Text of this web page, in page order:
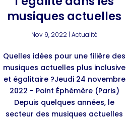
musiques actuelles
Nov 9, 2022| Actualité
Quelles idées pour une filière des
musiques actuelles plus inclusive
et égalitaire ?Jeudi 24 novembre
2022 - Point Éphémère (Paris)
Depuis quelques années, le
secteur des musiques actuelles